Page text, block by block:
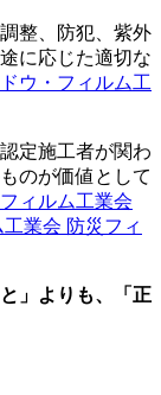
整、防犯、紫外
に応じた適切な
ウ・フィルム工
定施工者が関わ
のが価値として
ィルム工業会
業会 防災フィ
と」よりも、「正